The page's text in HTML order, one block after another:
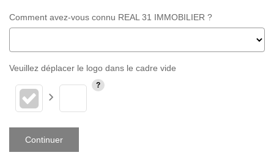
Comment avez-vous connu REAL 31 IMMOBILIER ?
Veuillez déplacer le logo dans le cadre vide
Continuer